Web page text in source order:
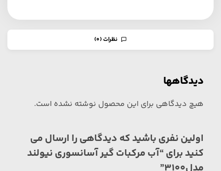
نظرات (0)
دیدگاهها
هیچ دیدگاهی برای این محصول نوشته نشده است.
اولین نفری باشید که دیدگاهی را ارسال می
کنید برای “آب مرکبات گیر آسانسوری نیولند